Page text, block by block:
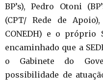
BP’s), Pedro Otoni
(CPT/ Rede de
CONEDH) e o próprio
encaminhado que a
o Gabinete do
possibilidade de